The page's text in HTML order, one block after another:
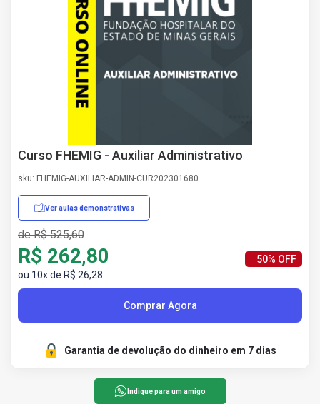
Curso FHEMIG - Auxiliar Administrativo
sku: FHEMIG-AUXILIAR-ADMIN-CUR202301680
Ver aulas demonstrativas
de R$ 525,60
R$ 262,80
ou 10x de R$ 26,28
50% OFF
Comprar Agora
Garantia de devolução do dinheiro em 7 dias
Indique para um amigo